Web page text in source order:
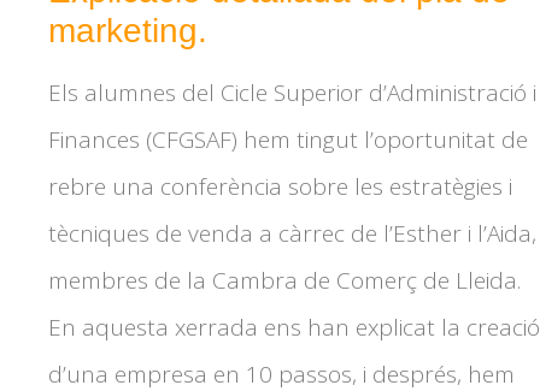
marketing.
Els alumnes del Cicle Superior d’Administració i
Finances (CFGSAF) hem tingut l’oportunitat de
rebre una conferència sobre les estratègies i
tècniques de venda a càrrec de l’Esther i l’Aida,
membres de la Cambra de Comerç de Lleida.
En aquesta xerrada ens han explicat la creació
d’una empresa en 10 passos, i després, hem